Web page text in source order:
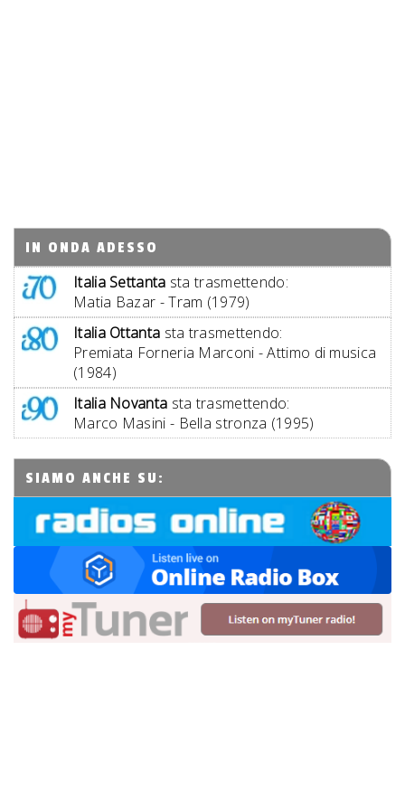
IN ONDA ADESSO
Italia Settanta sta trasmettendo:
Matia Bazar - Tram (1979)
Italia Ottanta sta trasmettendo:
Premiata Forneria Marconi - Attimo di musica
(1984)
Italia Novanta sta trasmettendo:
Marco Masini - Bella stronza (1995)
SIAMO ANCHE SU: